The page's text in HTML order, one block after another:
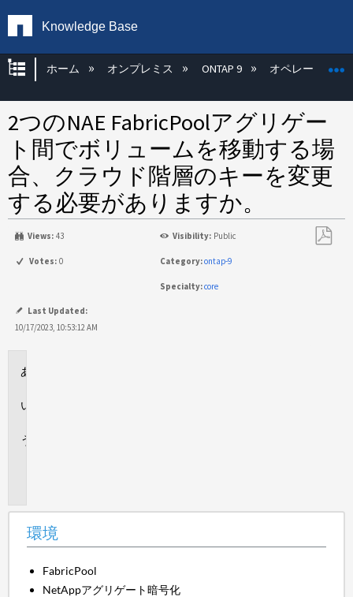
Knowledge Base
グローバル階層を展開/折りたたむ
ホーム オンプレミス ONTAP 9 オペレーティン
2つのNAE FabricPoolアグリゲー
ト間でボリュームを移動する場
合、クラウド階層のキーを変更
する必要がありますか。
Views: 43 Visibility: Public
Votes: 0 Category:ontap-9
Specialty:core
Last Updated:
10/17/2023, 10:53:12 AM
環境
FabricPool
NetAppアグリゲート暗号化